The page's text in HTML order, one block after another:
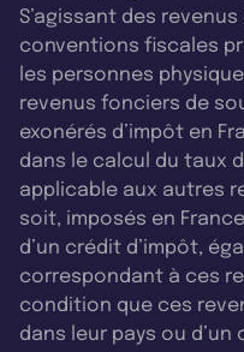
S’agissant des
conventions fiscales
les personnes
revenus fonciers de
exonérés d’impôt en
dans le calcul du taux
applicable aux autres
soit, imposés en
d’un crédit d’impôt,
correspondant à ces
condition que ces
dans leur pays ou d’un